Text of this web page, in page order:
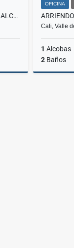
ARRIENDO OFICINA EN EDIFICIO ALCAZAR
OFICINA
Cali, Valle
1 Alcobas
2 Baños